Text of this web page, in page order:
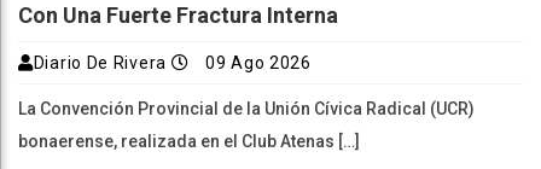
Con Una Fuerte Fractura Interna
Diario De Rivera 09 Ago 2026
La Convención Provincial de la Unión Cívica Radical (UCR)
bonaerense, realizada en el Club Atenas […]